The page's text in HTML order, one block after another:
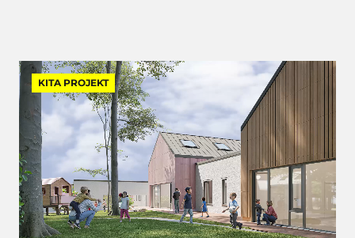
KITA PROJEKT